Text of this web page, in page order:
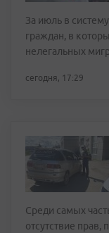
За июль в
граждан, в
нелегальных
сегодня, 17:29
Среди самых
отсутствие